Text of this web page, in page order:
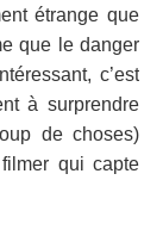
étrange que
que le danger
c’est
à surprendre
de choses)
qui capte